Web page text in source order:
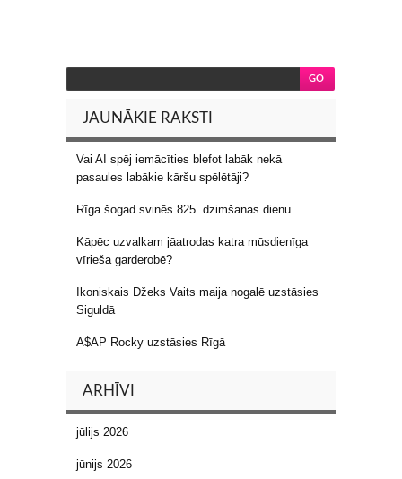
JAUNĀKIE RAKSTI
Vai AI spēj iemācīties blefot labāk nekā
pasaules labākie kāršu spēlētāji?
Rīga šogad svinēs 825. dzimšanas dienu
Kāpēc uzvalkam jāatrodas katra mūsdienīga
vīrieša garderobē?
Ikoniskais Džeks Vaits maija nogalē uzstāsies
Siguldā
A$AP Rocky uzstāsies Rīgā
ARHĪVI
jūlijs 2026
jūnijs 2026